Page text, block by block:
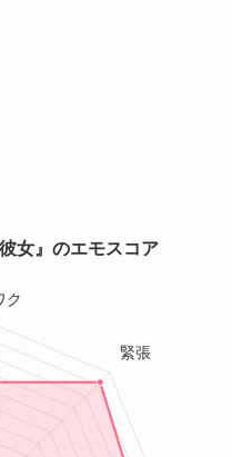
女』のエモスコア